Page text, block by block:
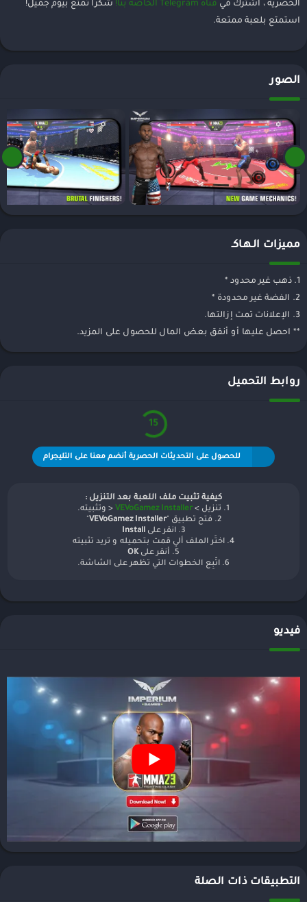
الحصرية ، اشترك في قناة Telegram الخاصة بنا!
شكرا تمتع بيوم جميل!
استمتع بلعبة ممتعة.
الصور
مميزات الـهـاكـ
1. ذهب غير محدود *
2. الفضة غير محدودة *
3. الإعلانات تمت إزالتها.
** احصل عليها أو أنفق بعض المال للحصول على المزيد.
روابط التحميل
15
للحصول على التحديثات الحصرية أنضم معنا على التليجرام
كيفية تثبيت ملف اللعبة بعد التنزيل :
1. تنزيل >
VEVoGamez Installer < وتثبيته.
2. فتح تطبيق "
VEVoGamez Installer
3. انقر على
Install
4. اختَر الملف ألي قمت بتحميله و تريد تثبيته
5. أنقر على
OK
6. اتّبِع الخطوات التي تظهر على الشاشة.
فيديو
التطبيقات ذات الصلة